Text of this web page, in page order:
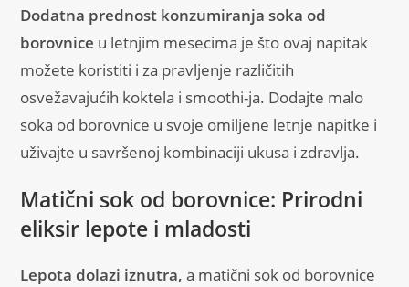
Dodatna prednost konzumiranja soka od
borovnice u letnjim mesecima je što ovaj napitak
možete koristiti i za pravljenje različitih
osvežavajućih koktela i smoothi-ja. Dodajte malo
soka od borovnice u svoje omiljene letnje napitke i
uživajte u savršenoj kombinaciji ukusa i zdravlja.
Matični sok od borovnice: Prirodni
eliksir lepote i mladosti
Lepota dolazi iznutra,a matični sok od borovnice